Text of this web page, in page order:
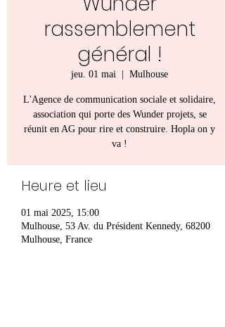
rassemblement
général !
jeu. 01 mai
  |
Mulhouse
L'Agence de communication sociale et solidaire,
association qui porte des Wunder projets, se
réunit en AG pour rire et construire. Hopla on y
va !
Heure et lieu
01 mai 2025, 15:00
Mulhouse, 53 Av. du Président Kennedy, 68200
Mulhouse, France